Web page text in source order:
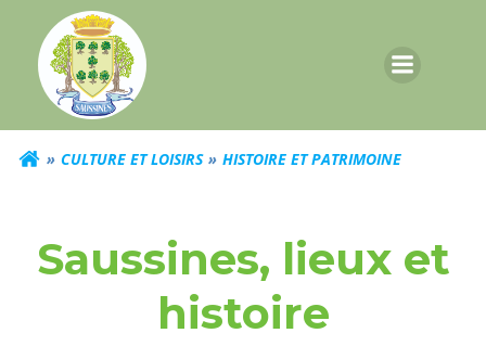
contenu
CULTURE ET LOISIRS HISTOIRE ET PATRIMOINE
Saussines, lieux et
histoire